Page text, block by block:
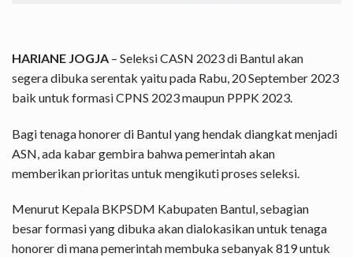
HARIANE JOGJA – Seleksi CASN 2023 di Bantul akan
segera dibuka serentak yaitu pada Rabu, 20 September 2023
baik untuk formasi CPNS 2023 maupun PPPK 2023.
Bagi tenaga honorer di Bantul yang hendak diangkat menjadi
ASN, ada kabar gembira bahwa pemerintah akan
memberikan prioritas untuk mengikuti proses seleksi.
Menurut Kepala BKPSDM Kabupaten Bantul, sebagian
besar formasi yang dibuka akan dialokasikan untuk tenaga
honorer di mana pemerintah membuka sebanyak 819 untuk